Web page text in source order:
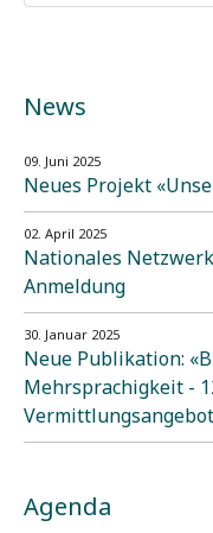
News
09. Juni 2025
Neues Projekt
02. April 2025
Nationales
Anmeldung
30. Januar 2025
Neue Publikation:
Mehrsprachigkeit -
Agenda